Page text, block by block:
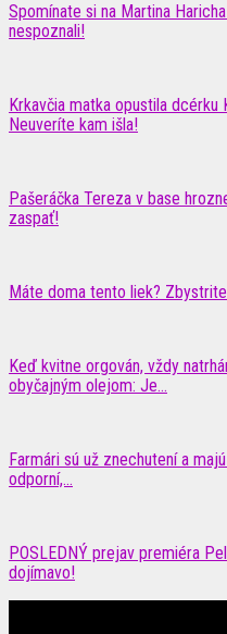
Spomínate si na Martina
nespoznali!
Krkavčia matka opustila dcérku
Neuveríte kam išla!
Pašeráčka Tereza v base
zaspať!
Máte doma tento liek?
Keď kvitne orgován, vždy
obyčajným olejom: Je...
Farmári sú už znechutení a
odporní,...
POSLEDNÝ prejav premiéra
dojímavo!